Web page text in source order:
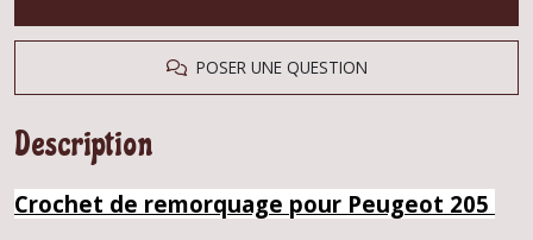
POSER UNE QUESTION
Description
Crochet de remorquage pour Peugeot 205